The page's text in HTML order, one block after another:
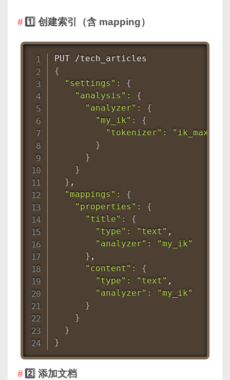
1️⃣ 创建索引（含 mapping）
{
"settings" :
{
"analysis" :
{
"analyzer" :
{
"my_ik" :
{
"tokenizer" :
}
}
}
} ,
"mappings" :
{
"properties" :
{
"title" :
{
"type" : "text" ,
"analyzer" :
"my_ik"
} ,
"content" :
{
"type" : "text" ,
"analyzer" :
"my_ik"
}
}
}
}
2️⃣ 添加文档